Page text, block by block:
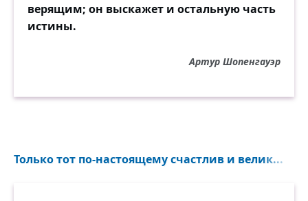
верящим; он выскажет и остальную часть
истины.
Артур Шопенгауэр
Только тот по-настоящему счастлив и велик...